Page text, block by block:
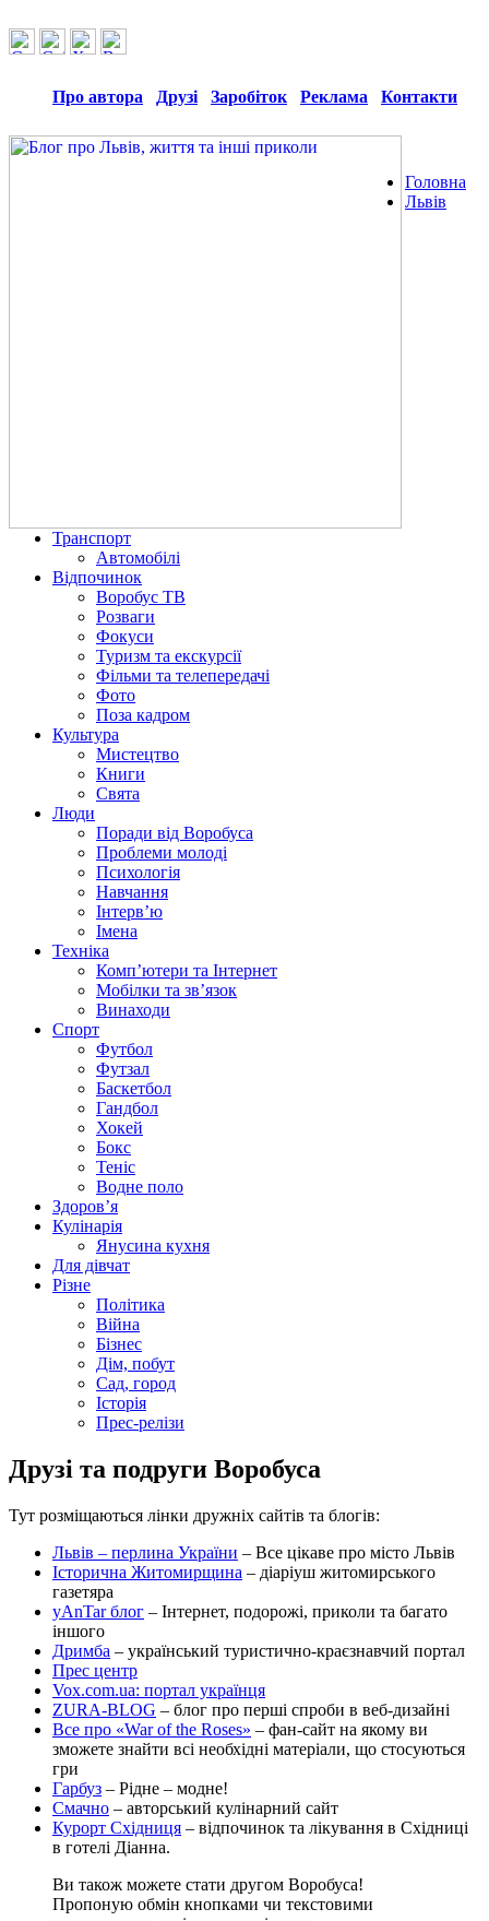
Про автора Друзі Заробіток Реклама Контакти
Головна
Львів
Транспорт
Автомобілі
Відпочинок
Воробус ТВ
Розваги
Фокуси
Туризм та екскурсії
Фільми та телепередачі
Фото
Поза кадром
Культура
Мистецтво
Книги
Свята
Люди
Поради від Воробуса
Проблеми молоді
Психологія
Навчання
Інтерв’ю
Імена
Техніка
Комп’ютери та Інтернет
Мобілки та зв’язок
Винаходи
Спорт
Футбол
Футзал
Баскетбол
Гандбол
Хокей
Бокс
Теніс
Водне поло
Здоров’я
Кулінарія
Янусина кухня
Для дівчат
Різне
Політика
Війна
Бізнес
Дім, побут
Сад, город
Історія
Прес-релізи
Друзі та подруги Воробуса
Тут розміщаються лінки дружніх сайтів та блогів:
Львів – перлина України – Все цікаве про місто Львів
Історична Житомирщина – діаріуш житомирського
газетяра
yAnTar блог – Інтернет, подорожі, приколи та багато
іншого
Дримба – український туристично-краєзнавчий портал
Прес центр
Vox.com.ua: портал українця
ZURA-BLOG – блог про перші спроби в веб-дизайні
Все про «War of the Roses» – фан-сайт на якому ви
зможете знайти всі необхідні матеріали, що стосуються
гри
Гарбуз – Рідне – модне!
Смачно – авторський кулінарний сайт
Курорт Східниця – відпочинок та лікування в Східниці
в готелі Діанна.
Ви також можете стати другом Воробуса!
Пропоную обмін кнопками чи текстовими